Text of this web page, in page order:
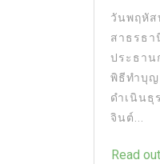
วันพฤหั
สาธรธ
ประธาน
พิธีทำบุ
ดำเนิน
จินต์...
Read